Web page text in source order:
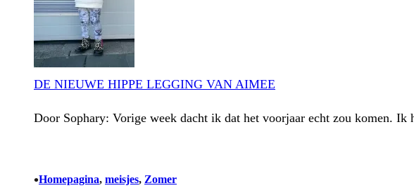
DE NIEUWE HIPPE LEGGING VAN AIMEE
Door Sophary: Vorige week dacht ik dat het voorjaar echt zou komen.
•Homepagina, meisjes, Zomer